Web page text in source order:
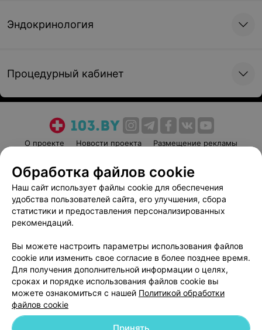
Эндокринология
Процедурный кабинет
О проекте Новости проекта
Размещение рекламы
Пользовательское соглашение
Способы оплаты
Вакансии
Партнеры
Написать руководителю 103.by
Обработка персональных данных
Обработка файлов cookie
Наш сайт использует файлы cookie для обеспечения
удобства пользователей сайта, его улучшения, сбора
статистики и предоставления персонализированных
рекомендаций.
Вы можете настроить параметры использования файлов
cookie или изменить свое согласие в более позднее время.
Для получения дополнительной информации о целях,
сроках и порядке использования файлов cookie вы
можете ознакомиться с нашей Политикой обработки
файлов cookie